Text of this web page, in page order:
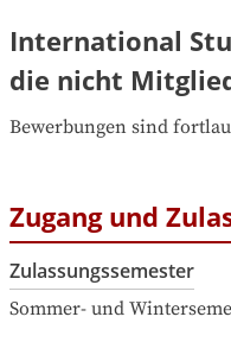
International
die nicht
Bewerbungen sind
Zugang und
Zulassungssemester
Sommer- und